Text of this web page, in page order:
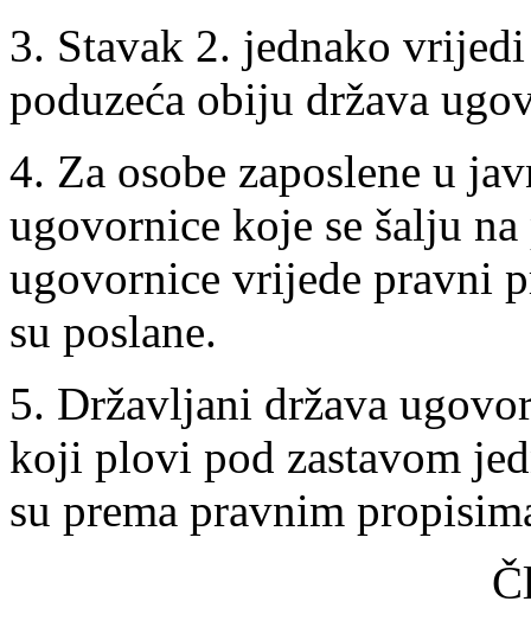
3. Stavak 2. jednako
poduzeća obiju država
4. Za osobe zaposlene u
ugovornice koje se šalju
ugovornice vrijede pravni
su poslane.
5. Državljani država
koji plovi pod zastavom
su prema pravnim